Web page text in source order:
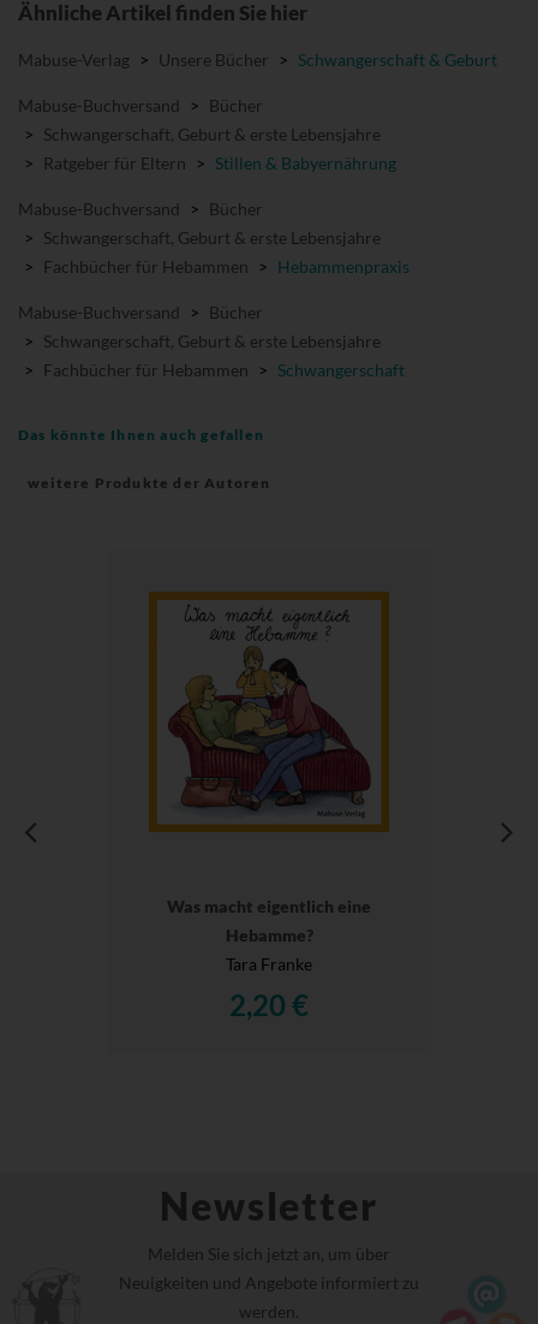
Ähnliche Artikel finden Sie hier
Mabuse-Verlag > Unsere Bücher > Schwangerschaft & Geburt
Mabuse-Buchversand > Bücher
> Schwangerschaft, Geburt & erste Lebensjahre
>
Ratgeber für Eltern > Stillen & Babyernährung
Mabuse-Buchversand > Bücher
> Schwangerschaft, Geburt & erste Lebensjahre
> Fachbücher für Hebammen > Hebammenpraxis
Mabuse-Buchversand > Bücher
> Schwangerschaft, Geburt & erste Lebensjahre
> Fachbücher für Hebammen > Schwangerschaft
Das könnte Ihnen auch gefallen
weitere Produkte der Autoren
Was macht eigentlich eine
Hebamme?
Tara Franke
2,20 €
Newsletter
Melden Sie sich jetzt an, um über
Neuigkeiten und Angebote informiert zu
werden.